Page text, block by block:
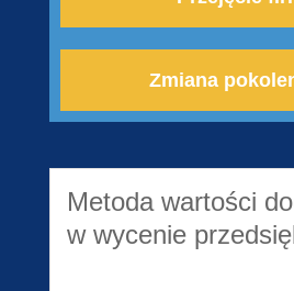
Zmiana
Metoda wartości
w wycenie